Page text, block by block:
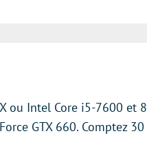
ou Intel Core i5-7600 et 8
GTX 660. Comptez 30